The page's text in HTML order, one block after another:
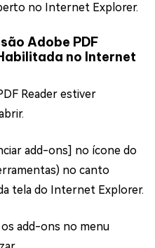
no Internet Explorer.
Adobe PDF
no Internet
Reader estiver
add-ons] no ícone do
no canto
tela do Internet Explorer.
add-ons no menu